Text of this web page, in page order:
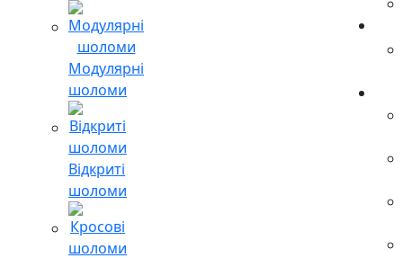
Модулярні
шоломи
Відкриті
шоломи